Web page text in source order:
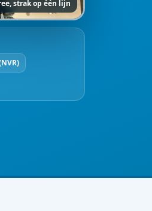
strak op één lijn